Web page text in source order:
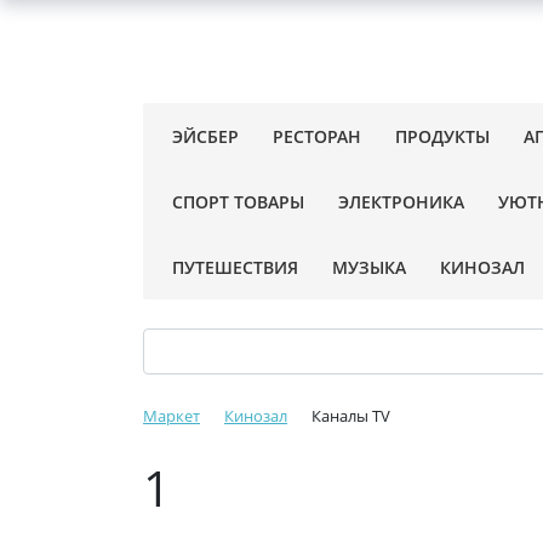
ЭЙСБЕР РЕСТОРАН ПРОДУКТЫ
СПОРТ ТОВАРЫ ЭЛЕКТРОНИКА
ПУТЕШЕСТВИЯ МУЗЫКА КИНОЗАЛ
Маркет Кинозал Каналы TV
1